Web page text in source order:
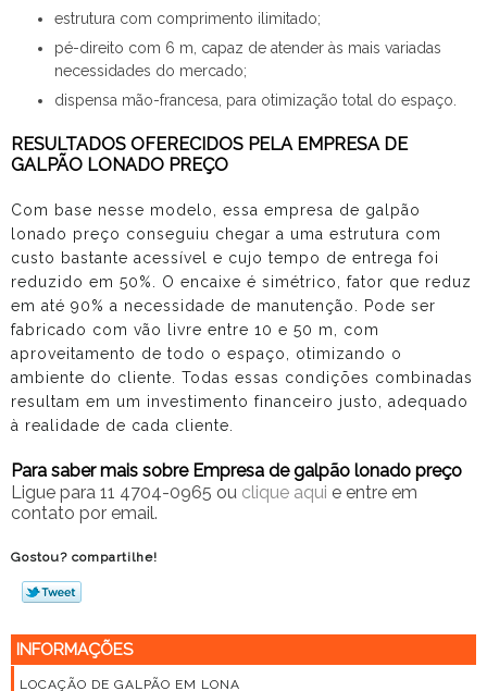
estrutura com comprimento ilimitado;
pé-direito com 6 m, capaz de atender às mais variadas
necessidades do mercado;
dispensa mão-francesa, para otimização total do espaço.
RESULTADOS OFERECIDOS PELA EMPRESA DE
GALPÃO LONADO PREÇO
Com base nesse modelo, essa empresa de galpão
lonado preço conseguiu chegar a uma estrutura com
custo bastante acessível e cujo tempo de entrega foi
reduzido em 50%. O encaixe é simétrico, fator que reduz
em até 90% a necessidade de manutenção. Pode ser
fabricado com vão livre entre 10 e 50 m, com
aproveitamento de todo o espaço, otimizando o
ambiente do cliente. Todas essas condições combinadas
resultam em um investimento financeiro justo, adequado
à realidade de cada cliente.
Para saber mais sobre Empresa de galpão lonado preço
Ligue para 11 4704-0965 ou clique aqui e entre em
contato por email.
Gostou? compartilhe!
INFORMAÇÕES
LOCAÇÃO DE GALPÃO EM LONA